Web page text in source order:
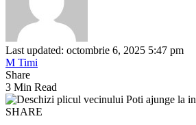
Last updated: octombrie 6, 2025 5:47 pm
M Timi
Share
3 Min Read
SHARE